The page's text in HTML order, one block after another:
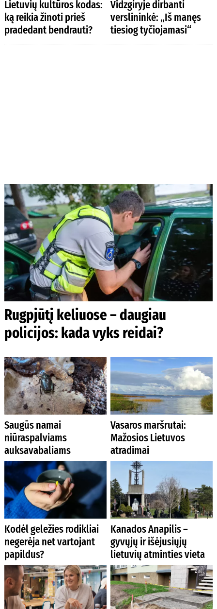
Lietuvių kultūros kodas:
ką reikia žinoti prieš
pradedant bendrauti?
Vidzgiryje dirbanti
verslininkė: „Iš manęs
tiesiog tyčiojamasi“
Rugpjūtį keliuose – daugiau
policijos: kada vyks reidai?
Saugūs namai
niūraspalviams
auksavabaliams
Vasaros maršrutai:
Mažosios Lietuvos
atradimai
Kodėl geležies rodikliai
negerėja net vartojant
papildus?
Kanados Anapilis –
gyvųjų ir išėjusiųjų
lietuvių atminties vieta